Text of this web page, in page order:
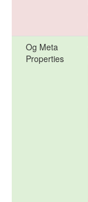
Og Meta
Properties